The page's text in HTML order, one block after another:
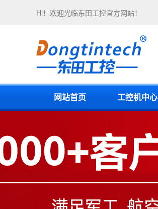
Hi！欢迎光临东田工控官方网站！
网站首页 工控机中心